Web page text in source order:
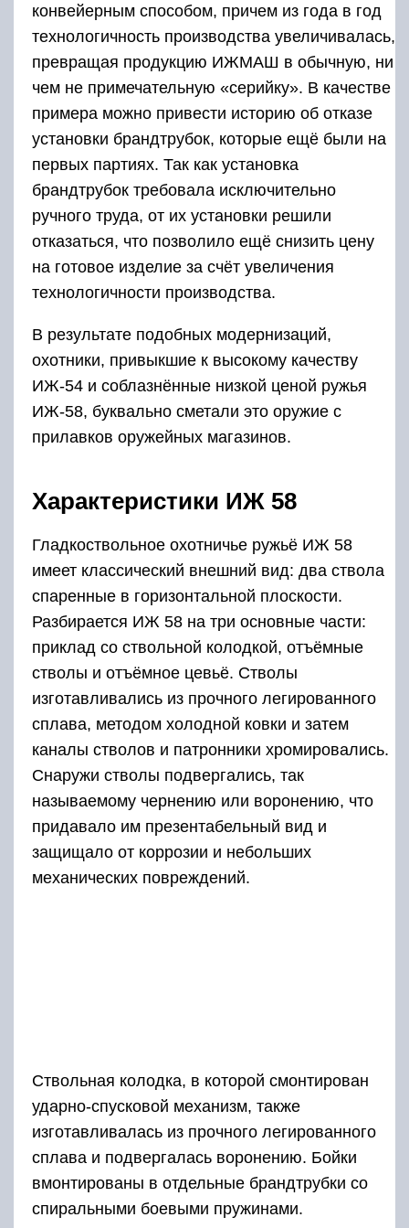
конвейерным способом, причем из года в год
технологичность производства увеличивалась,
превращая продукцию ИЖМАШ в обычную, ни
чем не примечательную «серийку». В качестве
примера можно привести историю об отказе
установки брандтрубок, которые ещё были на
первых партиях. Так как установка
брандтрубок требовала исключительно
ручного труда, от их установки решили
отказаться, что позволило ещё снизить цену
на готовое изделие за счёт увеличения
технологичности производства.
В результате подобных модернизаций,
охотники, привыкшие к высокому качеству
ИЖ-54 и соблазнённые низкой ценой ружья
ИЖ-58, буквально сметали это оружие с
прилавков оружейных магазинов.
Характеристики ИЖ 58
Гладкоствольное охотничье ружьё ИЖ 58
имеет классический внешний вид: два ствола
спаренные в горизонтальной плоскости.
Разбирается ИЖ 58 на три основные части:
приклад со ствольной колодкой, отъёмные
стволы и отъёмное цевьё. Стволы
изготавливались из прочного легированного
сплава, методом холодной ковки и затем
каналы стволов и патронники хромировались.
Снаружи стволы подвергались, так
называемому чернению или воронению, что
придавало им презентабельный вид и
защищало от коррозии и небольших
механических повреждений.
Ствольная колодка, в которой смонтирован
ударно-спусковой механизм, также
изготавливалась из прочного легированного
сплава и подвергалась воронению. Бойки
вмонтированы в отдельные брандтрубки со
спиральными боевыми пружинами.